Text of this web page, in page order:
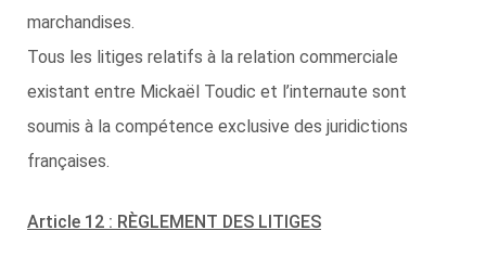
marchandises.
Tous les litiges relatifs à la relation commerciale
existant entre Mickaël Toudic et l’internaute sont
soumis à la compétence exclusive des juridictions
françaises.
Article 12 : RÈGLEMENT DES LITIGES